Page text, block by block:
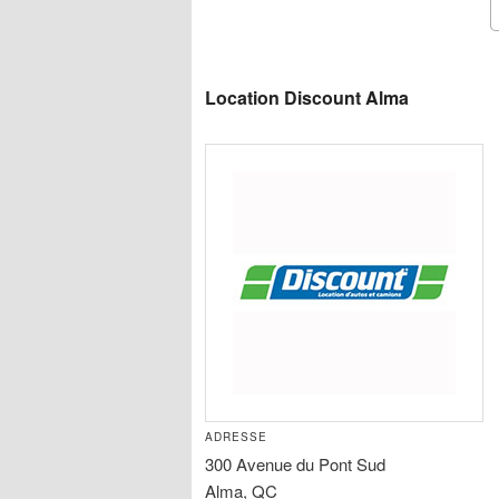
Camion Utilitaire
Location Discount Alma
ADRESSE
300 Avenue du Pont Sud
Alma, QC